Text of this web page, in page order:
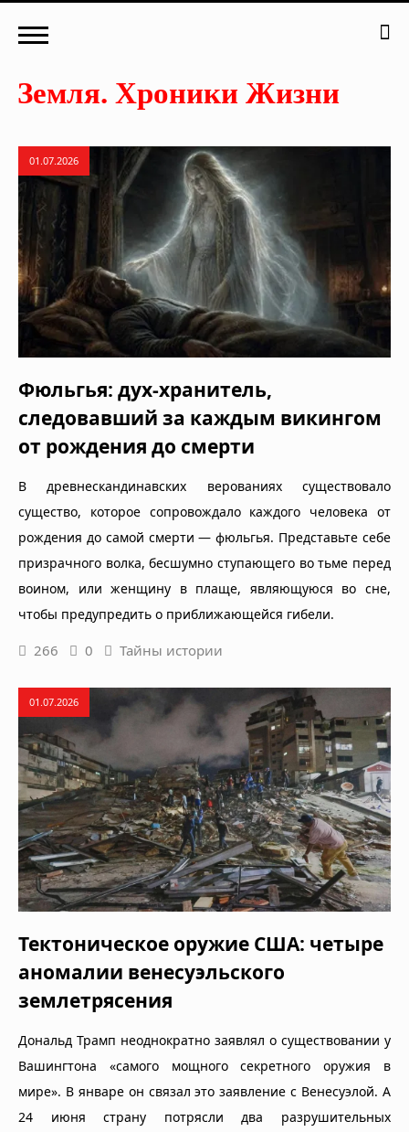
01.07.2026
Фюльгья: дух-хранитель,
следовавший за каждым викингом
от рождения до смерти
В древнескандинавских верованиях существовало
существо, которое сопровождало каждого человека от
рождения до самой смерти — фюльгья. Представьте себе
призрачного волка, бесшумно ступающего во тьме перед
воином, или женщину в плаще, являющуюся во сне,
чтобы предупредить о приближающейся гибели.
266 0 Тайны истории
01.07.2026
Тектоническое оружие США: четыре
аномалии венесуэльского
землетрясения
Дональд Трамп неоднократно заявлял о существовании у
Вашингтона «самого мощного секретного оружия в
мире». В январе он связал это заявление с Венесуэлой. А
24 июня страну потрясли два разрушительных